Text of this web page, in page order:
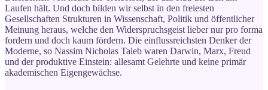
Laufen hält. Und doch bilden wir selbst in den freiesten
Gesellschaften Strukturen in Wissenschaft, Politik und öffentlicher
Meinung heraus, welche den Widerspruchsgeist lieber nur pro forma
fordern und doch kaum fördern. Die einflussreichsten Denker der
Moderne, so Nassim Nicholas Taleb waren Darwin, Marx, Freud
und der produktive Einstein: allesamt Gelehrte und keine primär
akademischen Eigengewächse.